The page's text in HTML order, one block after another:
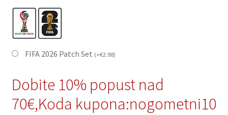
FIFA 2026 Patch Set (+€2.98)
Dobite 10% popust nad
70€,Koda kupona:nogometni10